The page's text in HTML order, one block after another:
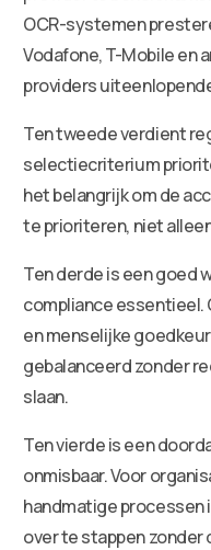
OCR-systemen
Vodafone, T-Mobile en
providers
Ten tweede verdient
selectiecriterium
het belangrijk om de
te prioriteren, niet
Ten derde is een goed
compliance essentieel.
en menselijke
gebalanceerd zonder
slaan.
Ten vierde is een
onmisbaar. Voor
handmatige processen
over te stappen zonder